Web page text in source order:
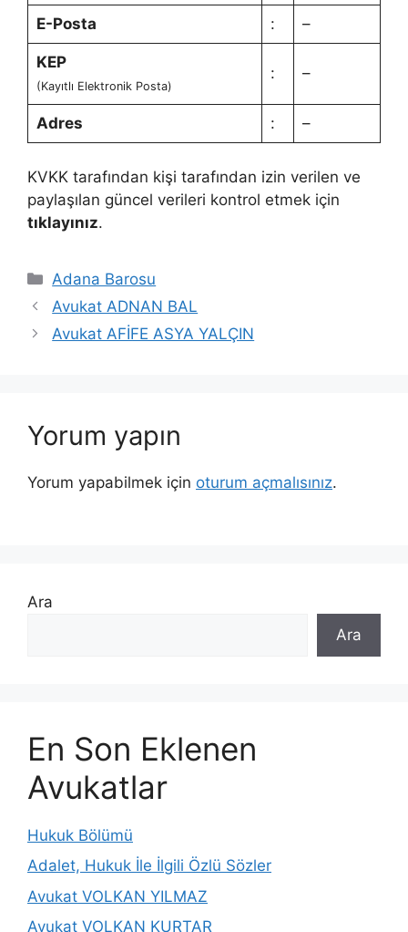
E-Posta : –
KEP
(Kayıtlı Elektronik Posta)
: –
Adres : –
KVKK tarafından kişi tarafından izin verilen ve
paylaşılan güncel verileri kontrol etmek için
tıklayınız.
Kategoriler
Adana Barosu
Avukat ADNAN BAL
Avukat AFİFE ASYA YALÇIN
Yorum yapın
Yorum yapabilmek için oturum açmalısınız.
Ara
Ara
En Son Eklenen
Avukatlar
Hukuk Bölümü
Adalet, Hukuk İle İlgili Özlü Sözler
Avukat VOLKAN YILMAZ
Avukat VOLKAN KURTAR